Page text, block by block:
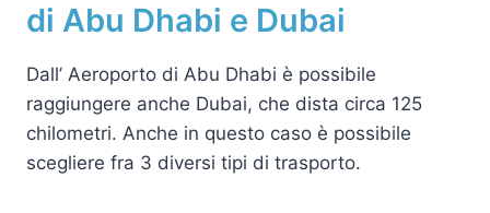
di Abu Dhabi e Dubai
Dall’ Aeroporto di Abu Dhabi è possibile
raggiungere anche Dubai, che dista circa 125
chilometri. Anche in questo caso è possibile
scegliere fra 3 diversi tipi di trasporto.